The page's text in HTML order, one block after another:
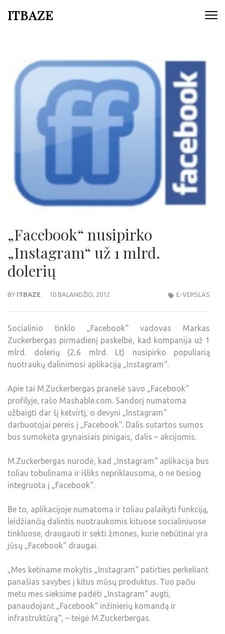
ITBAZE
„Facebook“ nusipirko
„Instagram“ už 1 mlrd.
dolerių
BY ITBAZE 10 BALANDŽIO, 2012 E-VERSLAS
Socialinio tinklo „Facebook“ vadovas Markas
Zuckerbergas pirmadienį paskelbė, kad kompanija už 1
mlrd. dolerių (2,6 mlrd. Lt) nusipirko populiarią
nuotraukų dalinimosi aplikaciją „Instagram“.
Apie tai M.Zuckerbergas pranešė savo „Facebook“
profilyje, rašo Mashable.com. Sandorį numatoma
užbaigti dar šį ketvirtį, o devyni „Instagram“
darbuotojai pereis į „Facebook“. Dalis sutartos sumos
bus sumokėta grynaisiais pinigais, dalis – akcijomis.
M.Zuckerbergas nurodė, kad „Instagram“ aplikacija bus
toliau tobulinama ir išliks nepriklausoma, o ne tiesiog
integruota į „Facebook“.
Be to, aplikacijoje numatoma ir toliau palaikyti funkciją,
leidžiančią dalintis nuotraukomis kituose socialiniuose
tinkluose, draugauti ir sekti žmones, kurie nebūtinai yra
jūsų „Facebook“ draugai.
„Mes ketiname mokytis „Instagram“ patirties perkeliant
panašias savybes į kitus mūsų produktus. Tuo pačiu
metu mes sieksime padėti „Instagram“ augti,
panaudojant „Facebook“ inžinierių komandą ir
infrastruktūrą“, – teigė M.Zuckerbergas.